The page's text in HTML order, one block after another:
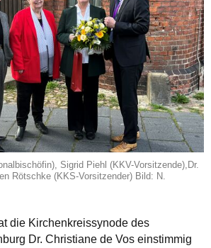
Sigrid Piehl (KKV-Vorsitzende),Dr.
Rötschke (KKS-Vorsitzender) Bild: N.
die Kirchenkreissynode des
Dr. Christiane de Vos einstimmig